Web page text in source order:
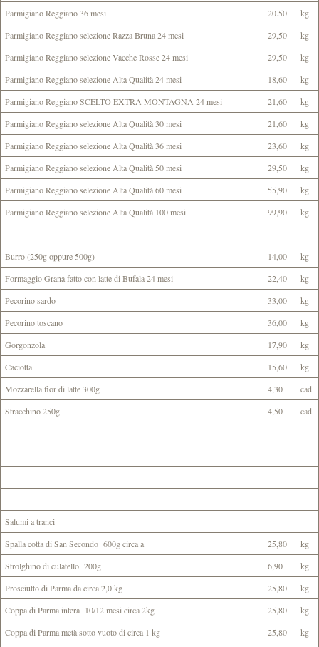
Parmigiano Reggiano 36 mesi
20.50
kg
Parmigiano Reggiano selezione Razza Bruna 24 mesi
29,50
kg
Parmigiano Reggiano selezione Vacche Rosse 24 mesi
29,50
kg
Parmigiano Reggiano selezione Alta Qualità 24 mesi
18,60
kg
Parmigiano Reggiano SCELTO EXTRA MONTAGNA 24 mesi
21,60
kg
Parmigiano Reggiano selezione Alta Qualità 30 mesi
21,60
kg
Parmigiano Reggiano selezione Alta Qualità 36 mesi
23,60
kg
Parmigiano Reggiano selezione Alta Qualità 50 mesi
29,50
kg
Parmigiano Reggiano selezione Alta Qualità 60 mesi
55,90
kg
Parmigiano Reggiano selezione Alta Qualità 100 mesi
99,90 kg
Burro (250g oppure 500g) 14,00
kg
Formaggio Grana fatto con latte di Bufala 24 mesi
22,40
kg
Pecorino sardo
33,00
kg
Pecorino toscano
36,00
kg
Gorgonzola
17,90
kg
Caciotta
15,60
kg
Mozzarella fior di latte 300g
4,30
cad.
Stracchino 250g
4,50 cad.
Salumi a tranci
Spalla cotta di San Secondo 600g circa a
25,80
kg
Strolghino di culatello 200g
6,90
kg
Prosciutto di Parma da circa 2,0 kg
25,80
kg
Coppa di Parma intera 10/12 mesi circa 2kg
25,80
kg
Coppa di Parma metà sotto vuoto di circa 1 kg
25,80
kg